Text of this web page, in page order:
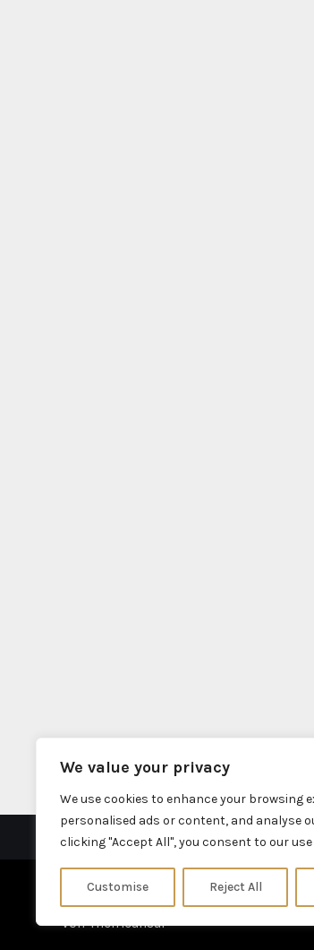
We value your privacy
We use cookies to enhance your browsing
personalised ads or content, and analyse
clicking "Accept All", you consent to our
Customise Reject All
Stolz präsentiert von WordPress
vonThemeansar